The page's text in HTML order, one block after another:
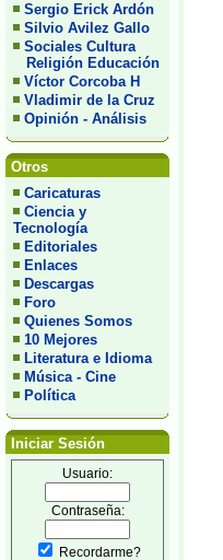
Sergio Erick Ardón
Silvio Avilez Gallo
Sociales Cultura
Religión Educación
Víctor Corcoba H
Vladimir de la Cruz
Opinión - Análisis
Otros
Caricaturas
Ciencia y
Tecnología
Editoriales
Enlaces
Descargas
Foro
Quienes Somos
10 Mejores
Literatura e Idioma
Música - Cine
Política
Iniciar Sesión
Usuario:
Contraseña:
Recordarme?